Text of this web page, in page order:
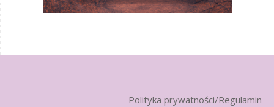
Polityka prywatności/Regulamin